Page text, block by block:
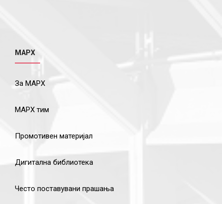
МАРХ
За МАРХ
МАРХ тим
Промотивен материјал
Дигитална библиотека
Често поставувани прашања